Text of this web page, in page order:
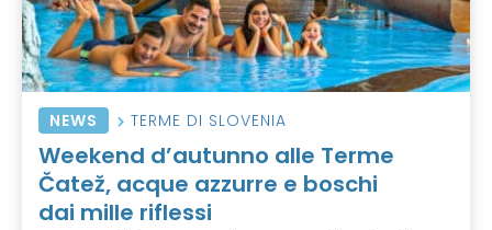
NEWS TERME DI SLOVENIA
Weekend d’autunno alle Terme
Čatež, acque azzurre e boschi
dai mille riflessi